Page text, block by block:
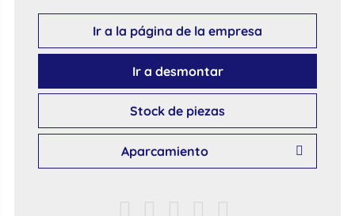
Ir a la página de la empresa
Ir a desmontar
Stock de piezas
Aparcamiento